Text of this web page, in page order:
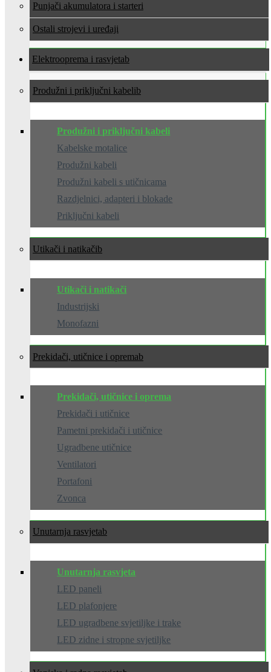
Punjači akumulatora i starteri
Ostali strojevi i uređaji
Elektrooprema i rasvjeta
Produžni i priključni kabeli
Produžni i priključni kabeli
Kabelske motalice
Produžni kabeli
Produžni kabeli s utičnicama
Razdjelnici, adapteri i blokade
Priključni kabeli
Utikači i natikači
Utikači i natikači
Industrijski
Monofazni
Prekidači, utičnice i oprema
Prekidači, utičnice i oprema
Prekidači i utičnice
Pametni prekidači i utičnice
Ugradbene utičnice
Ventilatori
Portafoni
Zvonca
Unutarnja rasvjeta
Unutarnja rasvjeta
LED paneli
LED plafonjere
LED ugradbene svjetiljke i trake
LED zidne i stropne svjetiljke